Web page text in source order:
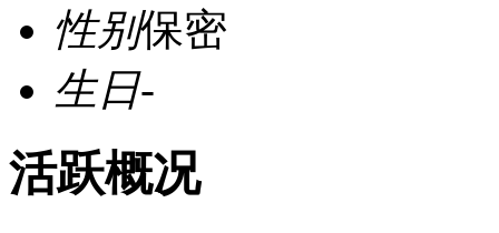
性别保密
生日-
活跃概况